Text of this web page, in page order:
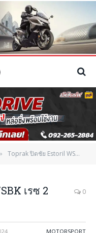
Toprak ปิดชัย Estoril WSBK เรซ 2 เหนือ 2 นักบิด Ducati
เรซ 2
0
MOTORSPORT